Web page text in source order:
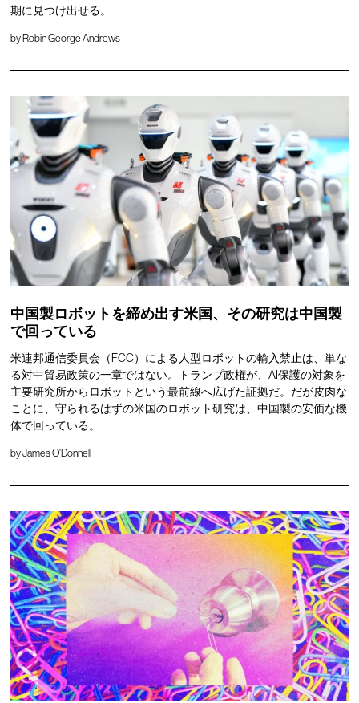
期に見つけ出せる。
by Robin George Andrews
中国製ロボットを締め出す米国、その研究は中国製
で回っている
米連邦通信委員会（FCC）による人型ロボットの輸入禁止は、単な
る対中貿易政策の一章ではない。トランプ政権が、AI保護の対象を
主要研究所からロボットという最前線へ広げた証拠だ。だが皮肉な
ことに、守られるはずの米国のロボット研究は、中国製の安価な機
体で回っている。
byJames O'Donnell